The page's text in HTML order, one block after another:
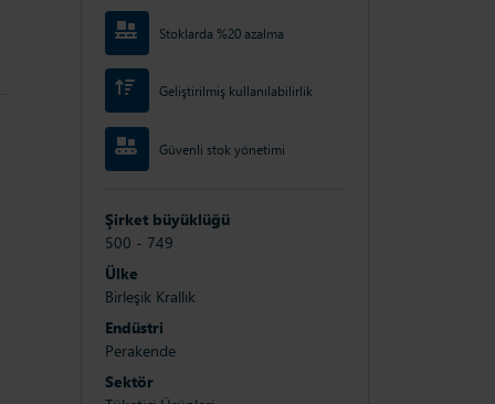
Stoklarda %20 azalma
Geliştirilmiş kullanılabilirlik
Güvenli stok yönetimi
Şirket büyüklüğü
500 - 749
Ülke
Birleşik Krallık
Endüstri
Perakende
Sektör